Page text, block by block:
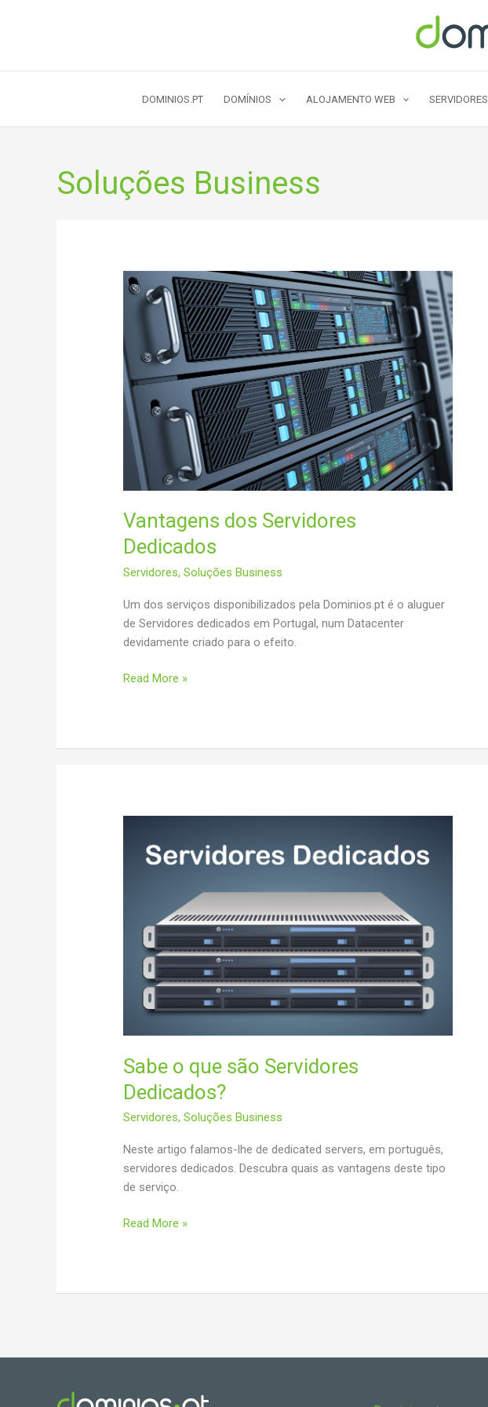
DOMINIOS.PT DOMÍNIOS ALOJAMENTO WEB SERVIDORES
Soluções Business
Vantagens dos Servidores
Dedicados
Servidores,Soluções Business
Um dos serviços disponibilizados pela Dominios.pt é o aluguer
de Servidores dedicados em Portugal, num Datacenter
devidamente criado para o efeito.
Vantagens
Read More »
Sabe o que são Servidores
Dedicados?
Servidores,Soluções Business
Neste artigo falamos-lhe de dedicated servers, em português,
servidores dedicados. Descubra quais as vantagens deste tipo
de serviço.
Sabe
Servidores
Read More »